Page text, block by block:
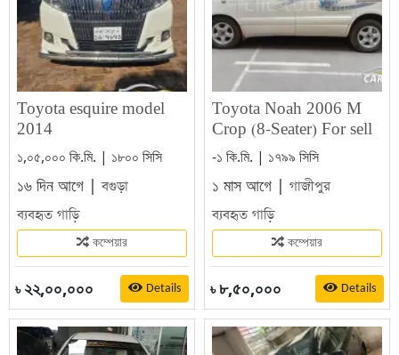
Toyota esquire model
2014
১,০৫,০০০ কি.মি. | ১৮০০ সিসি
১৬ দিন আগে |বগুড়া
ব্যবহৃত গাড়ি
কম্পেয়ার
৳ ২২,০০,০০০ Details
Toyota Noah 2006 M
Crop (8-Seater) For sell
-১ কি.মি. | ১৭৯৯ সিসি
১ মাস আগে | গাজীপুর
ব্যবহৃত গাড়ি
কম্পেয়ার
৳ ৮,৫০,০০০ Details